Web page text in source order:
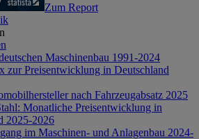
Zum Report
Maschinenbau 1991-2024
zur Preisentwicklung in Deutschland
nach Fahrzeugabsatz 2025
Monatliche Preisentwicklung in
2025-2026
im Maschinen- und Anlagenbau 2024-